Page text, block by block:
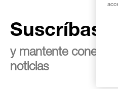
y mantente
noticias